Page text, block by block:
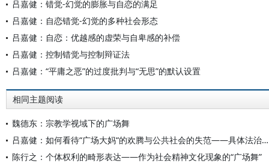
吕嘉健：错觉-幻觉的膨胀与自恋的满足
吕嘉健：自恋错觉-幻觉的多种社会形态
吕嘉健：自恋：优越感的虚荣与自卑感的补偿
吕嘉健：控制错觉与控制辩证法
吕嘉健：“平庸之恶”的过度批判与“无思”的默认设置
相同主题阅读
魏德东：宗教学视域下的广场舞
吕嘉健：如何看待“广场大妈“的欢腾与公共社会的失范——具体法治的进化之路
陈行之：个体权利的畸形表达——作为社会精神文化现象的“广场舞”